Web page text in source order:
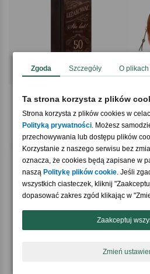
Personalizowana skrzynka na whisky
PREZENT NA 50 URODZINY DLA
BRATA
79,90 zł
Zgoda Szczegóły O
Ta strona korzysta z plików
Strona korzysta z plików cookies w
Polityką prywatności. Możesz
przechowywania lub dostępu plików
Korzystanie z naszego serwisu bez
oznacza, że cookies będą zapisane w
naszą Politykę plików cookie. Jeśli
wszystkich ciasteczek, kliknij
dopasować zakres zgód klikając w
Zaakceptuj
Zmień